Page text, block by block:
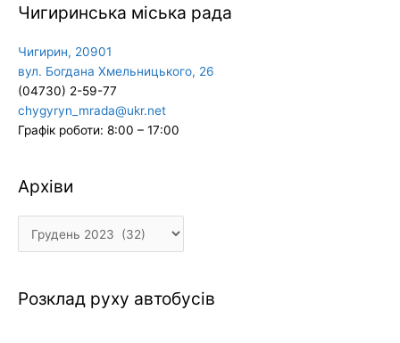
Чигиринська міська рада
Чигирин, 20901
вул. Богдана Хмельницького, 26
(04730) 2-59-77
chygyryn_mrada@ukr.net
Графік роботи: 8:00 – 17:00
Архіви
Архіви
Розклад руху автобусів